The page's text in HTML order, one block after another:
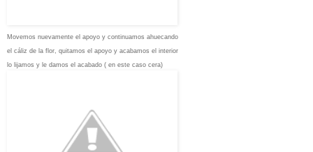
Movemos nuevamente el apoyo y continuamos ahuecando
el cáliz de la flor, quitamos el apoyo y acabamos el interior
lo lijamos y le damos el acabado ( en este caso cera)